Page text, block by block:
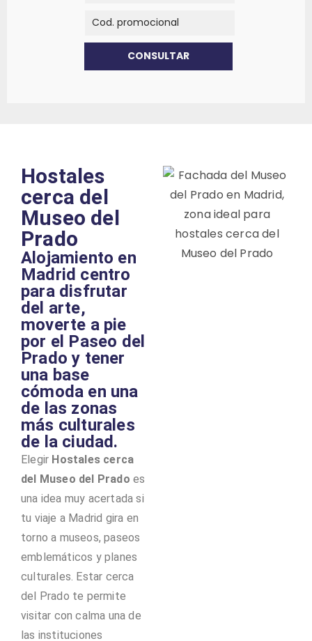
Hostales
cerca del
Museo del
Prado
Alojamiento en
Madrid centro
para disfrutar
del arte,
moverte a pie
por el Paseo del
Prado y tener
una base
cómoda en una
de las zonas
más culturales
de la ciudad.
Elegir Hostales cerca
del Museo del Prado es
una idea muy acertada si
tu viaje a Madrid gira en
torno a museos, paseos
emblemáticos y planes
culturales. Estar cerca
del Prado te permite
visitar con calma una de
las instituciones